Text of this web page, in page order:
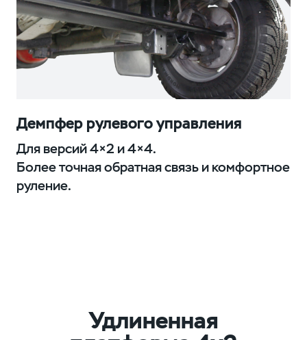
Демпфер рулевого управления
Для версий 4×2 и 4×4.
Более точная обратная связь и комфортное
руление.
Удлиненная